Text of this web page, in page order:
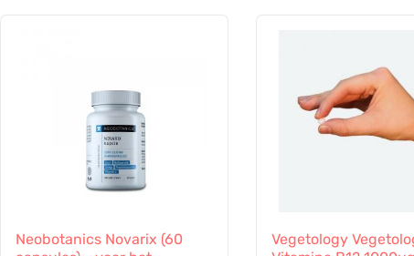
Neobotanics Novarix (60
Vegetology